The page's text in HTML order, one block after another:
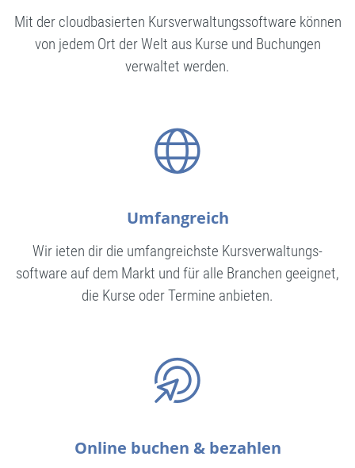
Mit der cloudbasierten Kursverwaltungs­software können
von jedem Ort der Welt aus Kurse und Buchungen
verwaltet werden.
Umfangreich
Wir ieten dir die umfangreichste Kursverwaltungs­
software auf dem Markt und für alle Branchen geeignet,
die Kurse oder Termine anbieten.
Online buchen & bezahlen